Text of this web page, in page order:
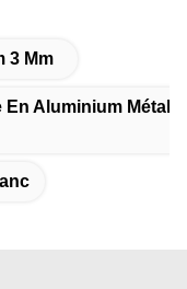
3 Mm
En Aluminium